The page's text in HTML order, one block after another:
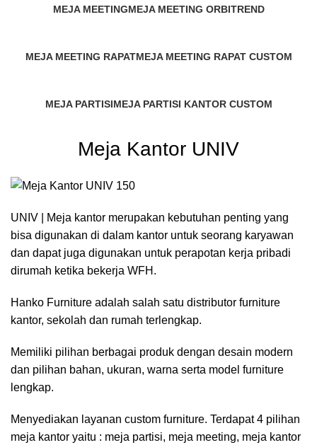
MEJA MEETINGMEJA MEETING ORBITREND
MEJA MEETING RAPATMEJA MEETING RAPAT CUSTOM
MEJA PARTISIMEJA PARTISI KANTOR CUSTOM
Meja Kantor UNIV
UNIV | Meja kantor merupakan kebutuhan penting yang
bisa digunakan di dalam kantor untuk seorang karyawan
dan dapat juga digunakan untuk perapotan kerja pribadi
dirumah ketika bekerja WFH.
Hanko Furniture adalah salah satu distributor furniture
kantor, sekolah dan rumah terlengkap.
Memiliki pilihan berbagai produk dengan desain modern
dan pilihan bahan, ukuran, warna serta model furniture
lengkap.
Menyediakan layanan custom furniture. Terdapat 4 pilihan
meja kantor yaitu : meja partisi, meja meeting, meja kantor